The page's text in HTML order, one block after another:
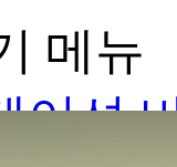
메뉴
이션